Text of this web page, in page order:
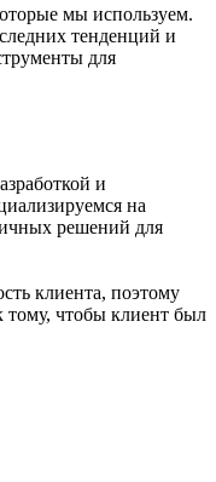
мы используем.
тенденций и
для
и
на
решений для
клиента, поэтому
чтобы клиент был